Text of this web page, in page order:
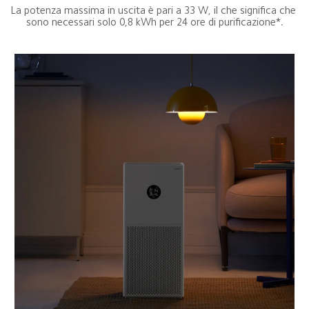
La potenza massima in uscita è pari a 33 W, il che significa che
sono necessari solo 0,8 kWh per 24 ore di purificazione*.